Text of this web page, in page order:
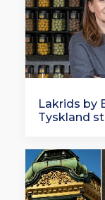
Lakrids by
Tyskland